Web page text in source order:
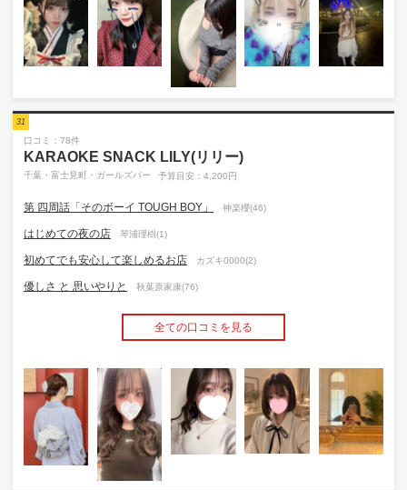
31
口コミ：78件
KARAOKE SNACK LILY(リリー)
千葉・富士見町・ガールズバー 予算目安：4,200円
第 四周話「そのボーイ TOUGH BOY」 神楽櫻(46)
はじめての夜の店 琴浦理樹(1)
初めてでも安心して楽しめるお店 カズキ0000(2)
優しさ と 思いやりと 秋葉原家康(76)
全ての口コミを見る